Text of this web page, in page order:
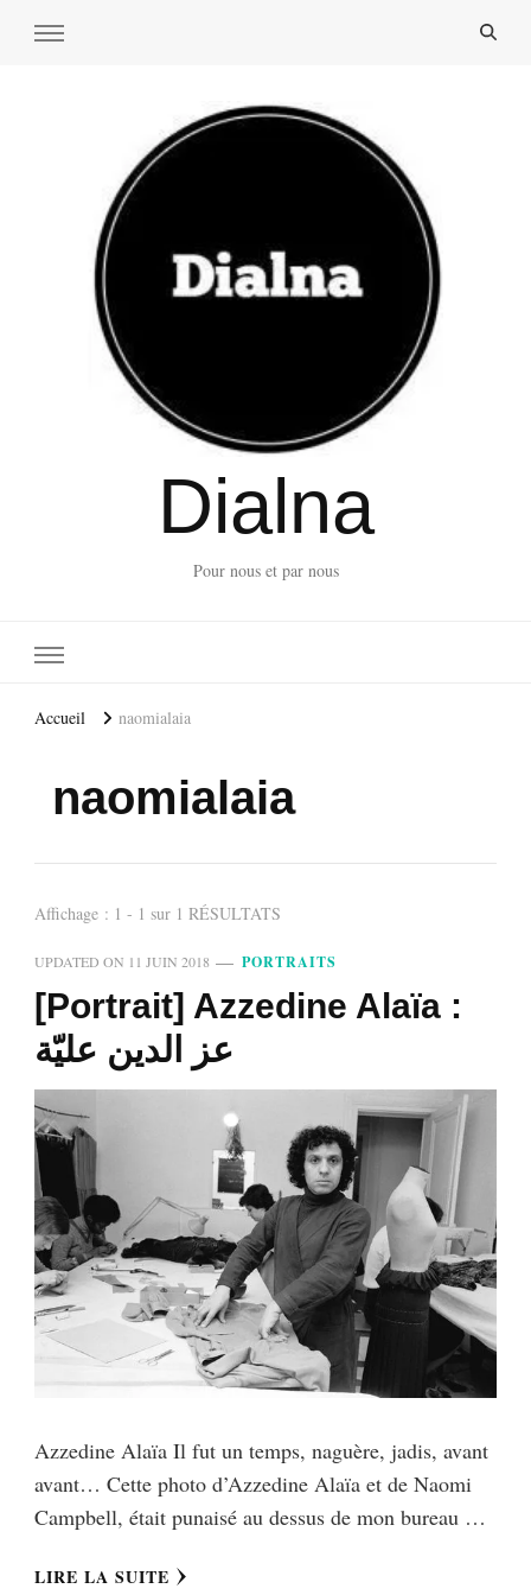
Dialna
Pour nous et par nous
Accueil naomialaia
naomialaia
Affichage : 1 - 1 sur 1 RÉSULTATS
UPDATED ON 11 JUIN 2018 PORTRAITS
[Portrait] Azzedine Alaïa :
عز الدين عليّة
Azzedine Alaïa Il fut un temps, naguère, jadis, avant
avant… Cette photo d’Azzedine Alaïa et de Naomi
Campbell, était punaisé au dessus de mon bureau …
LIRE LA SUITE